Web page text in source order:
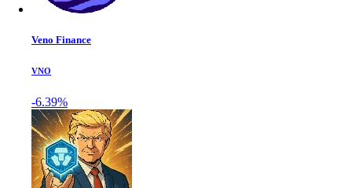
Veno Finance
VNO
-6.39%